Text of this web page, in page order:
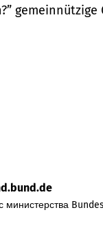
министерства